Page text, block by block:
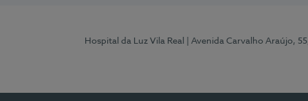
Hospital da Luz Vila Real | Avenida Carvalho Araújo,